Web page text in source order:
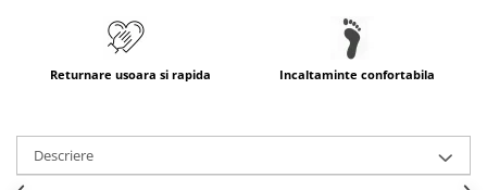
Returnare usoara si rapida Incaltaminte confortabila
Descriere